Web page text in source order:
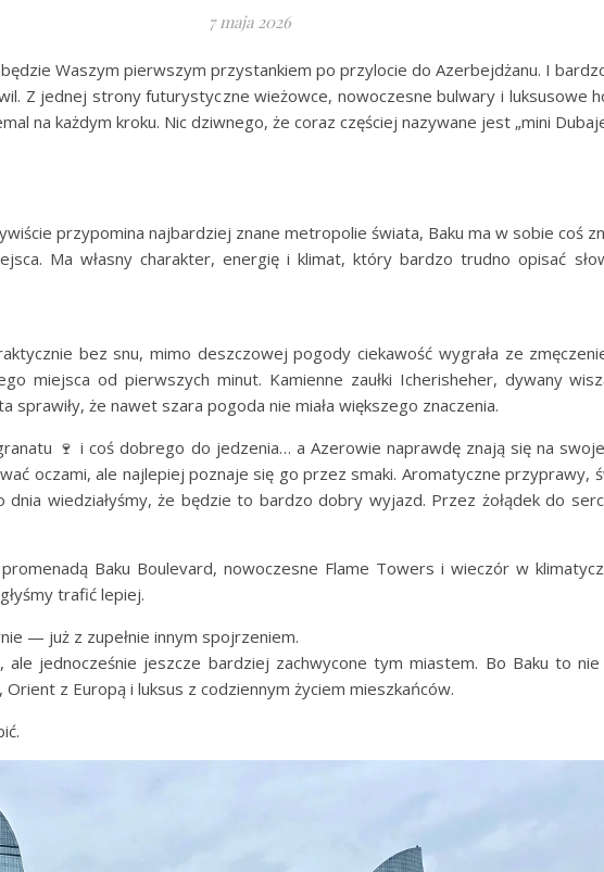
7 maja 2026
Waszym pierwszym przystankiem po przylocie do Azerbejdżanu. I
Z jednej strony futurystyczne wieżowce, nowoczesne bulwary i luksusowe
na każdym kroku. Nic dziwnego, że coraz częściej nazywane jest „mini
przypomina najbardziej znane metropolie świata, Baku ma w sobie coś
Ma własny charakter, energię i klimat, który bardzo trudno opisać
bez snu, mimo deszczowej pogody ciekawość wygrała ze
miejsca od pierwszych minut. Kamienne zaułki Icherisheher, dywany
że nawet szara pogoda nie miała większego znaczenia.
🍷 i coś dobrego do jedzenia… a Azerowie naprawdę znają się na
oczami, ale najlepiej poznaje się go przez smaki. Aromatyczne przyprawy,
wiedziałyśmy, że będzie to bardzo dobry wyjazd. Przez żołądek do
Baku Boulevard, nowoczesne Flame Towers i wieczór w
trafić lepiej.
— już z zupełnie innym spojrzeniem.
ale jednocześnie jeszcze bardziej zachwycone tym miastem. Bo Baku to
z Europą i luksus z codziennym życiem mieszkańców.